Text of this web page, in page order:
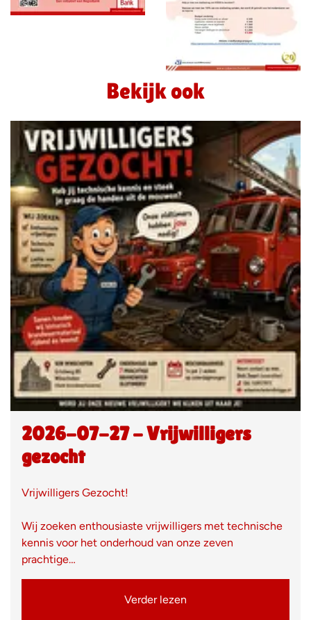
Bekijk ook
2026-07-27 - Vrijwilligers
gezocht
Vrijwilligers Gezocht!
Wij zoeken enthousiaste vrijwilligers met technische
kennis voor het onderhoud van onze zeven
prachtige…
Verder lezen